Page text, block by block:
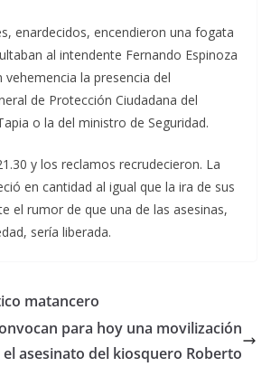
enardecidos, encendieron una fogata
al intendente Fernando Espinoza
la presencia del
de Protección Ciudadana del
o la del ministro de Seguridad.
y los reclamos recrudecieron. La
en cantidad al igual que la ira de sus
el rumor de que una de las asesinas,
sería liberada.
matancero
para hoy una movilización
asesinato del kiosquero Roberto